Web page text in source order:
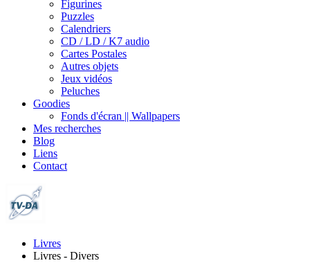
Figurines
Puzzles
Calendriers
CD / LD / K7 audio
Cartes Postales
Autres objets
Jeux vidéos
Peluches
Goodies
Fonds d'écran || Wallpapers
Mes recherches
Blog
Liens
Contact
Livres
Livres - Divers